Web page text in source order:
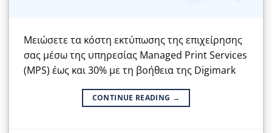
Μειώσετε τα κόστη εκτύπωσης της επιχείρησης
σας μέσω της υπηρεσίας Managed Print Services
(MPS) έως και 30% με τη βοήθεια της Digimark
CONTINUE READING →